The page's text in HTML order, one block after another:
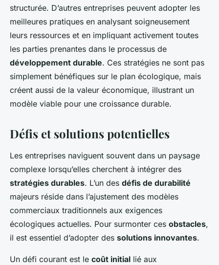
structurée. D’autres entreprises peuvent adopter les
meilleures pratiques en analysant soigneusement
leurs ressources et en impliquant activement toutes
les parties prenantes dans le processus de
développement durable. Ces stratégies ne sont pas
simplement bénéfiques sur le plan écologique, mais
créent aussi de la valeur économique, illustrant un
modèle viable pour une croissance durable.
Défis et solutions potentielles
Les entreprises naviguent souvent dans un paysage
complexe lorsqu’elles cherchent à intégrer des
stratégies durables. L’un des défis de durabilité
majeurs réside dans l’ajustement des modèles
commerciaux traditionnels aux exigences
écologiques actuelles. Pour surmonter ces obstacles,
il est essentiel d’adopter des solutions innovantes.
Un défi courant est le coût initial lié aux